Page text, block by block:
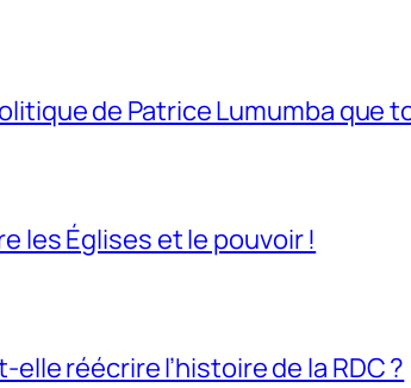
de Patrice Lumumba que
les Églises et le pouvoir !
réécrire l’histoire de la RDC ?